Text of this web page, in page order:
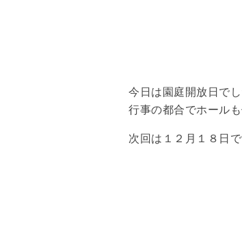
今日は園庭開放日で
行事の都合でホール
次回は１２月１８日で